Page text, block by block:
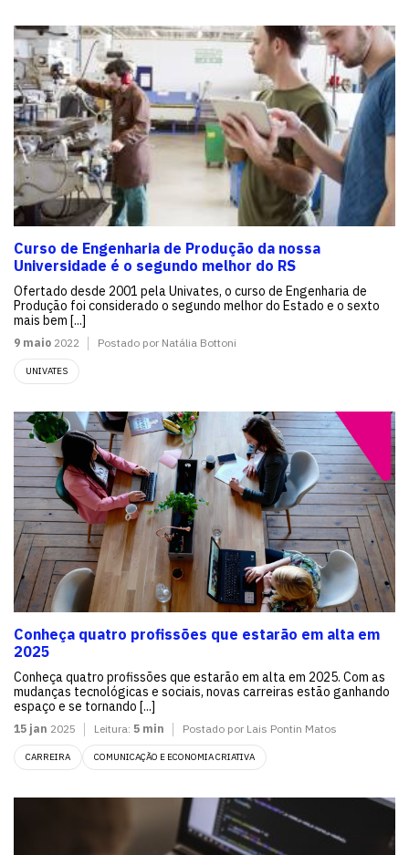
Curso de Engenharia de Produção da nossa
Universidade é o segundo melhor do RS
Ofertado desde 2001 pela Univates, o curso de Engenharia de
Produção foi considerado o segundo melhor do Estado e o sexto
mais bem [...]
9 maio 2022 Postado por Natália Bottoni
UNIVATES
Conheça quatro profissões que estarão em alta em
2025
Conheça quatro profissões que estarão em alta em 2025. Com as
mudanças tecnológicas e sociais, novas carreiras estão ganhando
espaço e se tornando [...]
15 jan 2025 Leitura: 5 min Postado por Lais Pontin Matos
CARREIRA COMUNICAÇÃO E ECONOMIA CRIATIVA